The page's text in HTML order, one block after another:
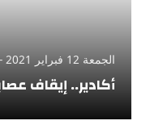
الجمعة 12 فبراير 2021 - 16:00
أكادير.. إيقاف